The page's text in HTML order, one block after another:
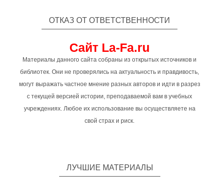
ОТКАЗ ОТ ОТВЕТСТВЕННОСТИ
Сайт La-Fa.ru
Материалы данного сайта собраны из открытых источников и
библиотек. Они не проверялись на актуальность и правдивость,
могут выражать частное мнение разных авторов и идти в разрез
с текущей версией истории, преподаваемой вам в учебных
учреждениях. Любое их использование вы осуществляете на
свой страх и риск.
ЛУЧШИЕ МАТЕРИАЛЫ